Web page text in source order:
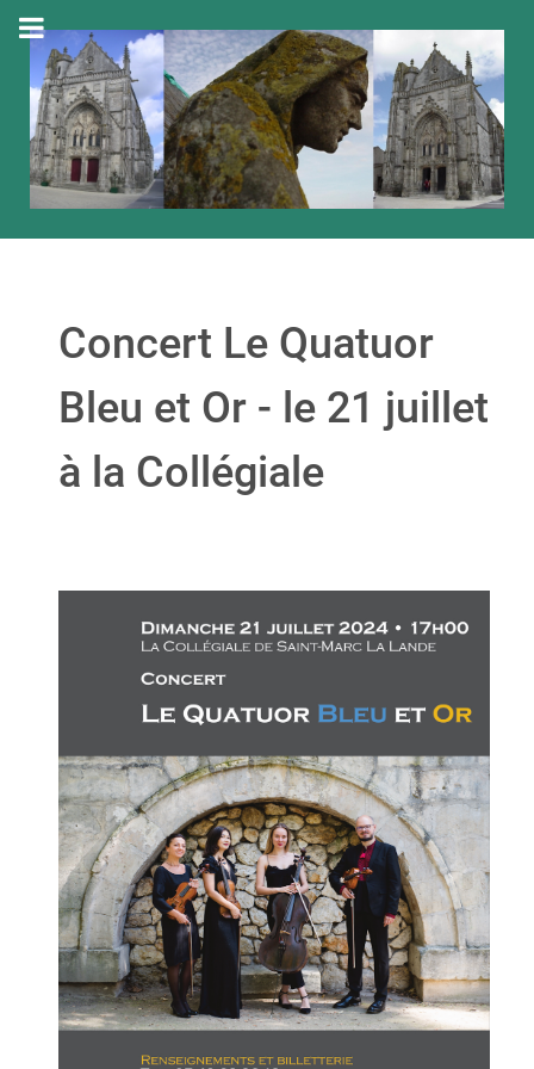
Concert Le Quatuor
Bleu et Or - le 21 juillet
à la Collégiale